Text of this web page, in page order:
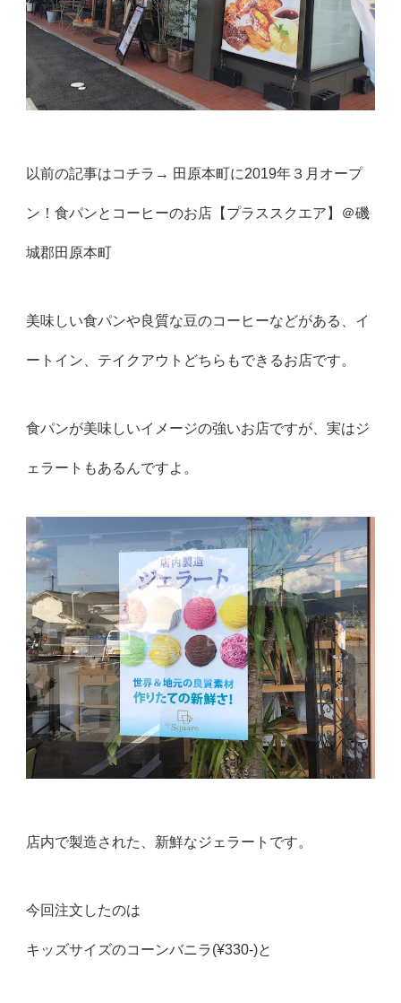
以前の記事はコチラ→ 田原本町に2019年３月オープ
ン！食パンとコーヒーのお店【プラススクエア】＠磯
城郡田原本町
美味しい食パンや良質な豆のコーヒーなどがある、イ
ートイン、テイクアウトどちらもできるお店です。
食パンが美味しいイメージの強いお店ですが、実はジ
ェラートもあるんですよ。
店内で製造された、新鮮なジェラートです。
今回注文したのは
キッズサイズのコーンバニラ(¥330-)と